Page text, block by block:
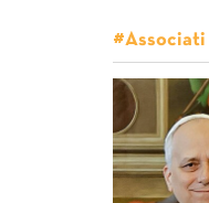
#Associati